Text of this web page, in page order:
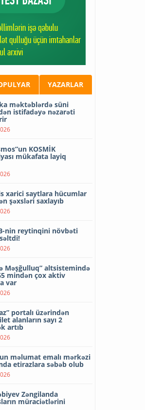
YAZARLAR
məktəblərdə süni
istifadəyə nəzarəti
KOSMİK
mükafata layiq
xarici saytlara hücumlar
şəxsləri saxlayıb
nin reytinqini növbəti
Məşğulluq” altsistemində
mindən çox aktiv
var
portalı üzərindən
alanların sayı 2
artıb
məlumat emalı mərkəzi
etirazlara səbəb olub
Zəngilanda
müraciətlərini